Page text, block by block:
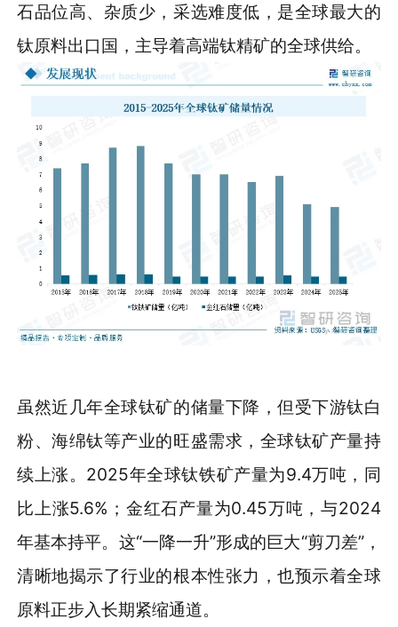
石品位高、杂质少，采选难度低，是全球最大的
钛原料出口国，主导着高端钛精矿的全球供给。
虽然近几年全球钛矿的储量下降，但受下游钛白
粉、海绵钛等产业的旺盛需求，全球钛矿产量持
续上涨。2025年全球钛铁矿产量为9.4万吨，同
比上涨5.6%；金红石产量为0.45万吨，与2024
年基本持平。这“一降一升”形成的巨大“剪刀差”，
清晰地揭示了行业的根本性张力，也预示着全球
原料正步入长期紧缩通道。